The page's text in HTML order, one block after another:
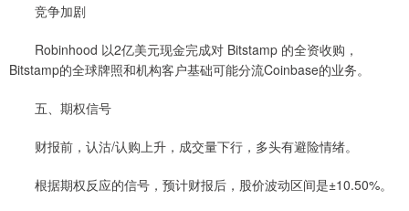
竞争加剧
Robinhood 以2亿美元现金完成对 Bitstamp 的全资收购，
Bitstamp的全球牌照和机构客户基础可能分流Coinbase的业务。
五、期权信号
财报前，认沽/认购上升，成交量下行，多头有避险情绪。
根据期权反应的信号，预计财报后，股价波动区间是±10.50%。